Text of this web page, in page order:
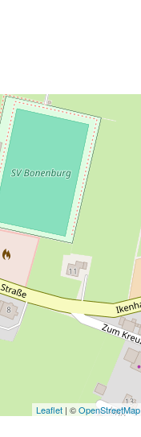
Leaflet| ©OpenStreetMap